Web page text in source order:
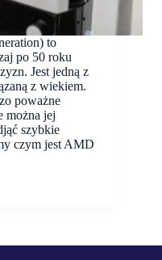
to
po 50 roku
Jest jedną z
z wiekiem.
poważne
można jej
szybkie
czym jest AMD